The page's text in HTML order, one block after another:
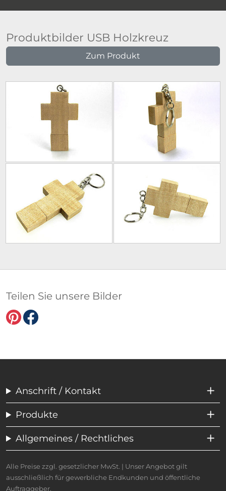
Produktbilder USB Holzkreuz
Zum Produkt
Teilen Sie unsere Bilder
Anschrift / Kontakt
Produkte
Allgemeines / Rechtliches
Alle Preise zzgl. gesetzlicher MwSt. | Unser Angebot gilt
ausschließlich für gewerbliche Endkunden und öffentliche
Auftraggeber.